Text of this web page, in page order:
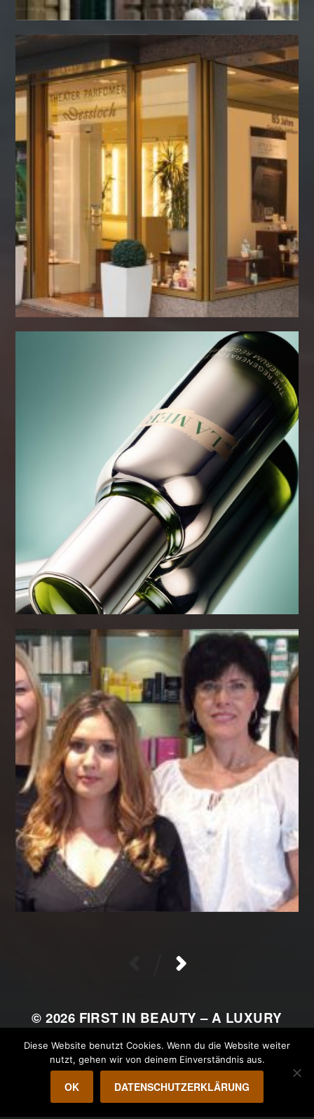
© 2026 FIRST IN BEAUTY – A LUXURY
ALLIANCE
THEMA VONANDERS NORÉN
Diese Website benutzt Cookies. Wenn du die Website weiter
nutzt, gehen wir von deinem Einverständnis aus.
OK DATENSCHUTZERKLÄRUNG